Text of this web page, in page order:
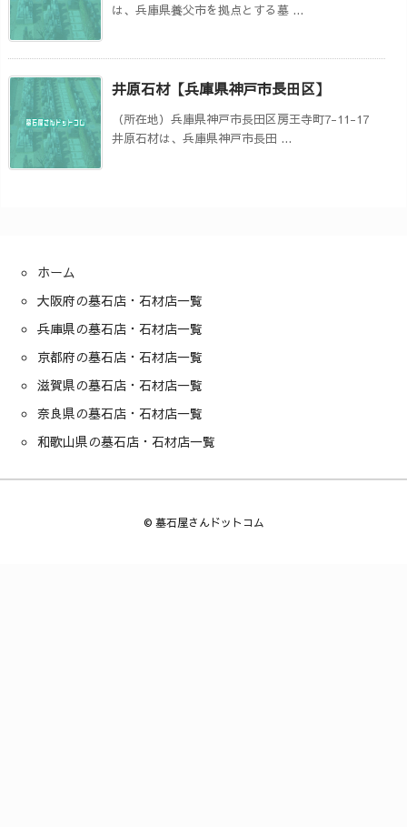
は、兵庫県養父市を拠点とする墓 ...
井原石材【兵庫県神戸市長田区】
（所在地）兵庫県神戸市長田区房王寺町7-11-17
井原石材は、兵庫県神戸市長田 ...
ホーム
大阪府の墓石店・石材店一覧
兵庫県の墓石店・石材店一覧
京都府の墓石店・石材店一覧
滋賀県の墓石店・石材店一覧
奈良県の墓石店・石材店一覧
和歌山県の墓石店・石材店一覧
© 墓石屋さんドットコム